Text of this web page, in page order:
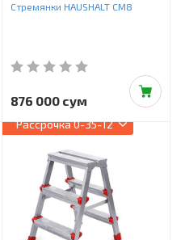
Стремянки HAUSHALT СМ8
876 000 сум
Рассрочка0-35-12